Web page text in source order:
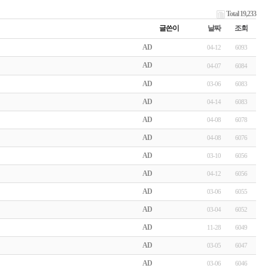
Total 19,233
글쓴이
날짜 조회
AD 04-12 6093
AD 04-07 6084
AD 03-06 6083
AD 04-14 6083
AD 04-08 6078
AD 04-08 6076
AD 03-10 6056
AD 04-12 6056
AD 03-06 6055
AD 03-04 6052
AD 11-28 6049
AD 03-05 6047
AD 03-06 6046